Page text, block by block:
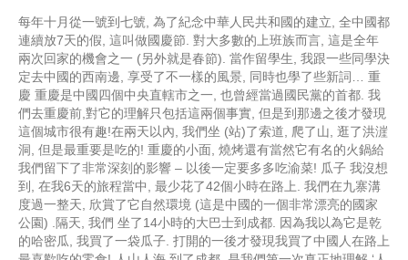
每年十月從一號到七號, 為了紀念中華人民共和國的建立, 全中國都
連續放7天的假, 這叫做國慶節. 對大多數的上班族而言, 這是全年
兩次回家的機會之一 (另外就是春節). 當作留學生, 我跟一些同學決
定去中國的西南邊, 享受了不一樣的風景, 同時也學了些新詞… 重
慶 重慶是中國四個中央直轄市之一, 也曾經當過國民黨的首都. 我
們去重慶前,對它的理解只包括這兩個事實, 但是到那邊之後才發現
這個城市很有趣!在兩天以內, 我們坐 (站)了索道, 爬了山, 逛了洪漄
洞, 但是最重要是吃的! 重慶的小面, 燒烤還有當然它有名的火鍋給
我們留下了非常深刻的影響 – 以後一定要多多吃渝菜! 瓜子 我沒想
到, 在我6天的旅程當中, 最少花了42個小時在路上. 我們在九寨溝
度過一整天, 欣賞了它自然環境 (這是中國的一個非常漂亮的國家
公園) .隔天, 我們 坐了14小時的大巴士到成都. 因為我以為它是乾
的哈密瓜, 我買了一袋瓜子. 打開的一後才發現我買了中國人在路上